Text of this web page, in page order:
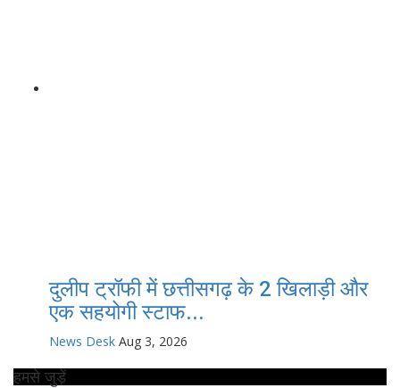
दुलीप ट्रॉफी में छत्तीसगढ़ के 2 खिलाड़ी और
एक सहयोगी स्टाफ...
News Desk Aug 3, 2026
हमसे जुड़ें